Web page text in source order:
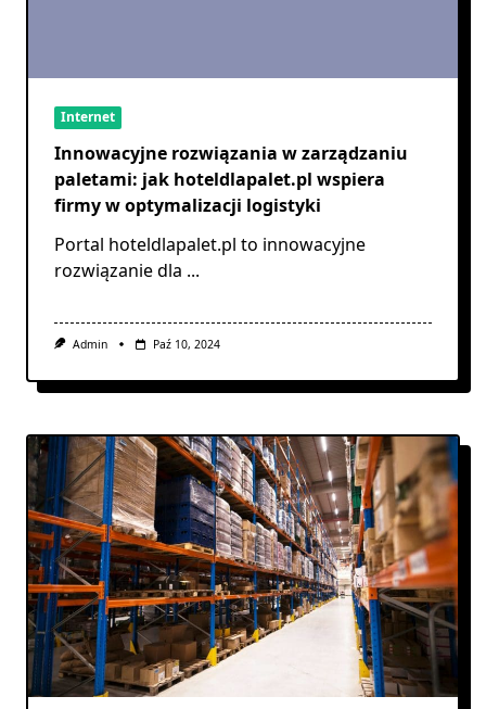
Internet
Innowacyjne rozwiązania w zarządzaniu
paletami: jak hoteldlapalet.pl wspiera
firmy w optymalizacji logistyki
Portal hoteldlapalet.pl to innowacyjne
rozwiązanie dla ...
Admin Paź 10, 2024